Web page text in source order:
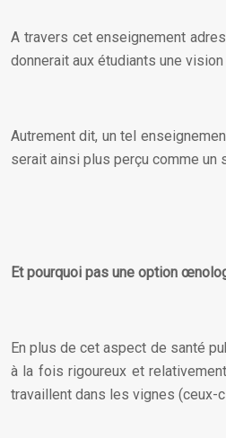
A travers cet enseignement
donnerait aux étudiants une
Autrement dit, un tel
serait ainsi plus perçu comme un
Et pourquoi pas une option
En plus de cet aspect de santé
à la fois rigoureux et
travaillent dans les vignes (ceux-